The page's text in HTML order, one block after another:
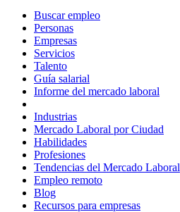
Buscar empleo
Personas
Empresas
Servicios
Talento
Guía salarial
Informe del mercado laboral
Industrias
Mercado Laboral por Ciudad
Habilidades
Profesiones
Tendencias del Mercado Laboral
Empleo remoto
Blog
Recursos para empresas